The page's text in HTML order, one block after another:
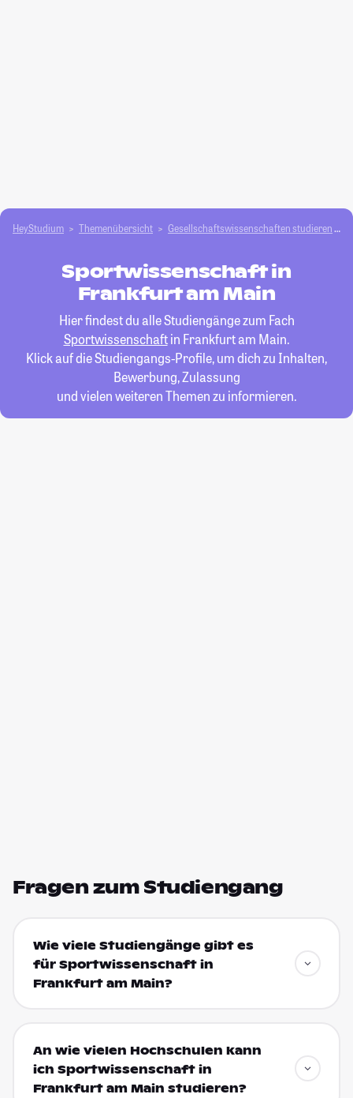
HeyStudium Themenübersicht Gesellschafts­­wissenschaften studieren
Sportwissenschaft in
Frankfurt am Main
Hier findest du alle Studiengänge zum Fach
Sportwissenschaftin Frankfurt am Main.
Klick auf die Studiengangs-Profile, um dich zu Inhalten,
Bewerbung, Zulassung
und vielen weiteren Themen zu informieren.
Fragen zum Studiengang
Wie viele Studiengänge gibt es
für Sportwissenschaft in
Frankfurt am Main?
An wie vielen Hochschulen kann
ich Sportwissenschaft in
Frankfurt am Main studieren?